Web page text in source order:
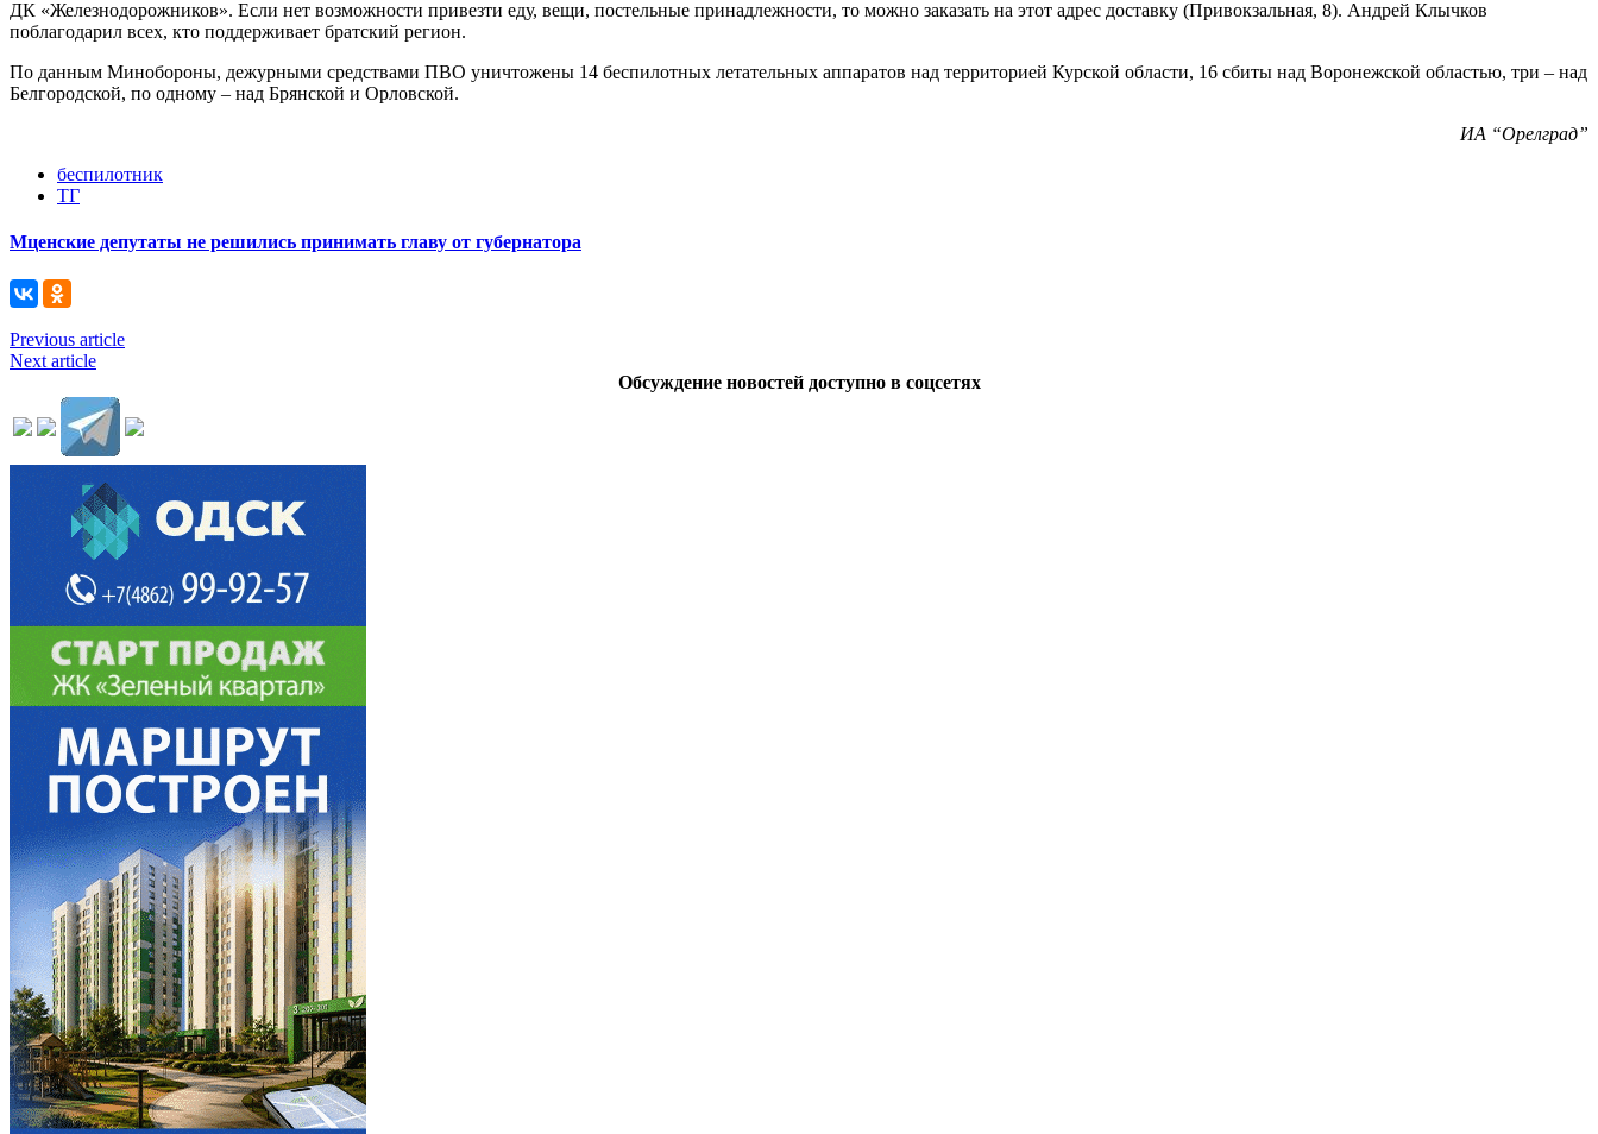
ДК «Железнодорожников». Если нет возможности привезти еду, вещи, постельные принадлежности, то можно заказать на этот адрес доставку (Привокзальная, 8). Андрей Клычков
поблагодарил всех, кто поддерживает братский регион.
По данным Минобороны, дежурными средствами ПВО уничтожены 14 беспилотных летательных аппаратов над территорией Курской области, 16 сбиты над Воронежской областью, три – над
Белгородской, по одному – над Брянской и Орловской.
ИА “Орелград”
беспилотник
ТГ
Мценские депутаты не решились принимать главу от губернатора
Previous article
Next article
Обсуждение новостей доступно в соцсетях